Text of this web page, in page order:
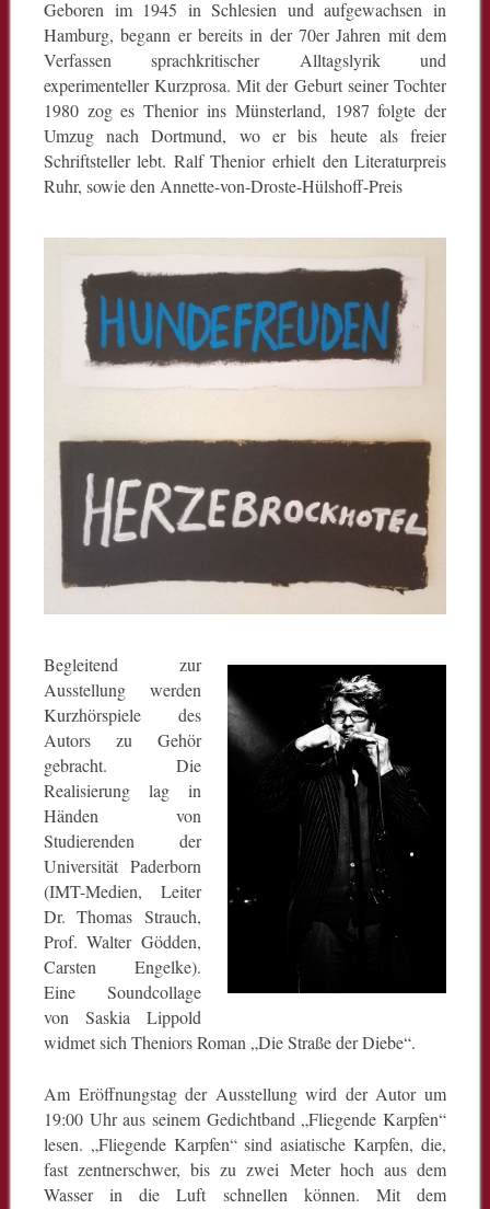
Geboren im 1945 in Schlesien und aufgewachsen in
Hamburg, begann er bereits in der 70er Jahren mit dem
Verfassen sprachkritischer Alltagslyrik und
experimenteller Kurzprosa. Mit der Geburt seiner Tochter
1980 zog es Thenior ins Münsterland, 1987 folgte der
Umzug nach Dortmund, wo er bis heute als freier
Schriftsteller lebt. Ralf Thenior erhielt den Literaturpreis
Ruhr, sowie den Annette-von-Droste-Hülshoff-Preis
Begleitend zur
Ausstellung werden
Kurzhörspiele des
Autors zu Gehör
gebracht. Die
Realisierung lag in
Händen von
Studierenden der
Universität Paderborn
(IMT-Medien, Leiter
Dr. Thomas Strauch,
Prof. Walter Gödden,
Carsten Engelke).
Eine Soundcollage
von Saskia Lippold
widmet sich Theniors Roman „Die Straße der Diebe“.
Am Eröffnungstag der Ausstellung wird der Autor um
19:00 Uhr aus seinem Gedichtband „Fliegende Karpfen“
lesen. „Fliegende Karpfen“ sind asiatische Karpfen, die,
fast zentnerschwer, bis zu zwei Meter hoch aus dem
Wasser in die Luft schnellen können. Mit dem